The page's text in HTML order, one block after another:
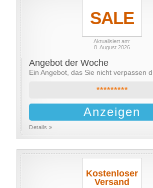
SALE
Aktualisiert am:
8. August 2026
Angebot der Woche
Ein Angebot, das Sie nicht verpassen
*********
Anzeigen
Details »
Kostenloser
Versand